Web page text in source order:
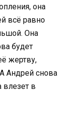
она
всё равно
Она
будет
жертву,
Андрей снова
влезет в